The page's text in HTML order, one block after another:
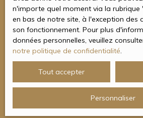
n'importe quel moment via la rubrique
en bas de notre site, à l'exception des
son fonctionnement. Pour plus
données personnelles, veuillez
notre politique de confidentialité.
Tout accepter
Personnaliser